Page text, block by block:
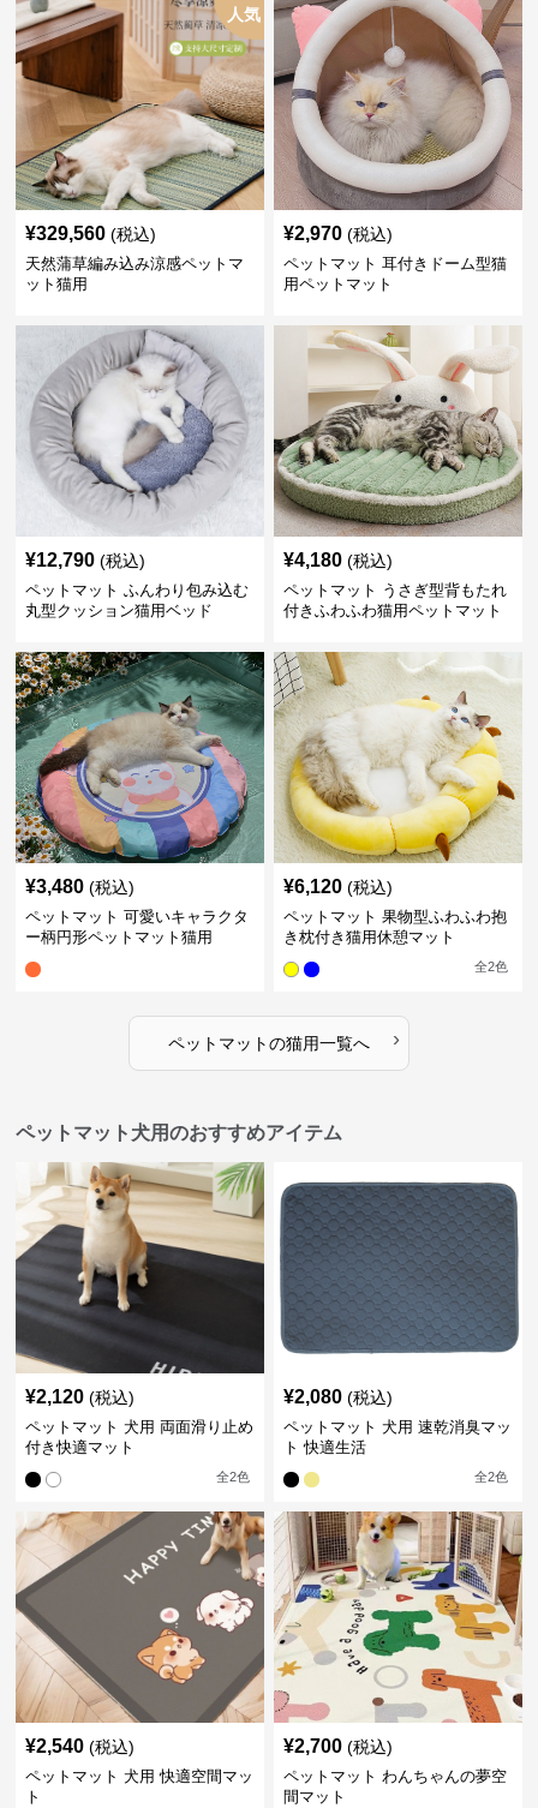
人気
¥329,560 (税込)
天然蒲草編み込み涼感ペットマ
ット猫用
¥2,970 (税込)
ペットマット 耳付きドーム型猫
用ペットマット
¥12,790 (税込)
ペットマット ふんわり包み込む
丸型クッション猫用ベッド
¥4,180 (税込)
ペットマット うさぎ型背もたれ
付きふわふわ猫用ペットマット
¥3,480 (税込)
ペットマット 可愛いキャラクタ
ー柄円形ペットマット猫用
¥6,120 (税込)
ペットマット 果物型ふわふわ抱
き枕付き猫用休憩マット
全2色
ペットマットの猫用一覧へ ›
ペットマット犬用のおすすめアイテム
¥2,120 (税込)
ペットマット 犬用 両面滑り止め
付き快適マット
全2色
¥2,080 (税込)
ペットマット 犬用 速乾消臭マッ
ト 快適生活
全2色
¥2,540 (税込)
ペットマット 犬用 快適空間マッ
ト
¥2,700 (税込)
ペットマット わんちゃんの夢空
間マット